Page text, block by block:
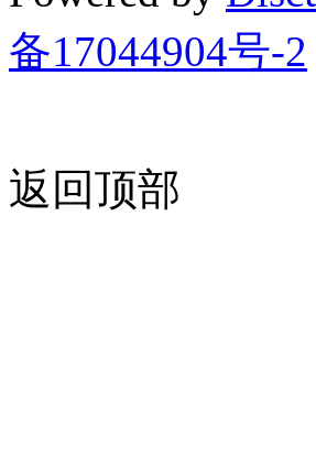
备17044904号-2
返回顶部